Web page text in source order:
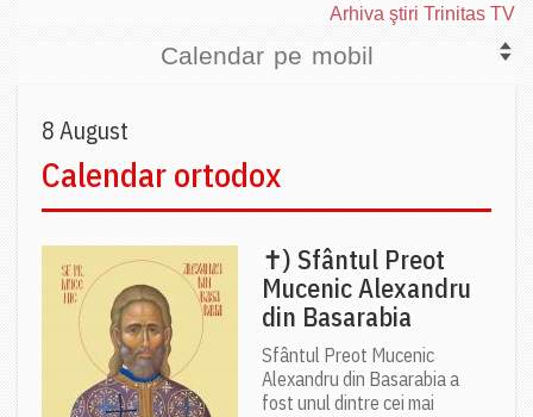
Arhiva ştiri Trinitas TV
Calendar pe mobil
8 August
Calendar ortodox
✝) Sfântul Preot
Mucenic Alexandru
din Basarabia
Sfântul Preot Mucenic
Alexandru din Basarabia a
fost unul dintre cei mai